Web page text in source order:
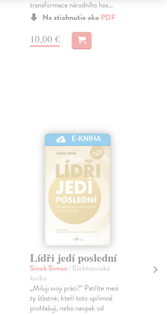
transformace národního hos...
Na stiahnutie ako PDF
10,00 €
E-KNIHA
Lídři jedí poslední
Sinek Simon | Elektronická
kniha
„Miluji svoji práci!“ Patříte mezi
ty šťastné, kteří toto upřímně
prohlašují, nebo naopak od